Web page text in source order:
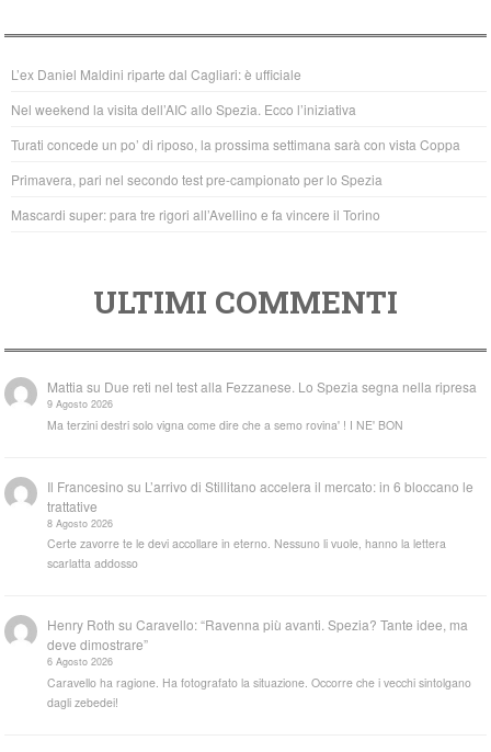
e
b
o
o
k
er s
A
p
p
L’ex Daniel Maldini riparte dal Cagliari: è ufficiale
Nel weekend la visita dell’AIC allo Spezia. Ecco l’iniziativa
Turati concede un po’ di riposo, la prossima settimana sarà con vista Coppa
Primavera, pari nel secondo test pre-campionato per lo Spezia
Mascardi super: para tre rigori all’Avellino e fa vincere il Torino
ULTIMI COMMENTI
Mattia su Due reti nel test alla Fezzanese. Lo Spezia segna nella ripresa
9 Agosto 2026
Ma terzini destri solo vigna come dire che a semo rovina' ! I NE' BON
Il Francesino su L’arrivo di Stillitano accelera il mercato: in 6 bloccano le
trattative
8 Agosto 2026
Certe zavorre te le devi accollare in eterno. Nessuno li vuole, hanno la lettera
scarlatta addosso
Henry Roth suCaravello: “Ravenna più avanti. Spezia? Tante idee, ma
deve dimostrare”
6 Agosto 2026
Caravello ha ragione. Ha fotografato la situazione. Occorre che i vecchi sintolgano
dagli zebedei!